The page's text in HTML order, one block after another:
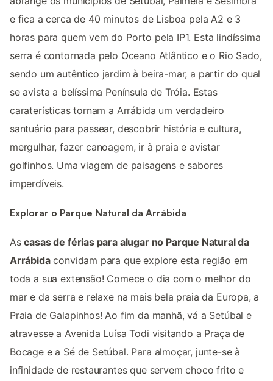
e fica a cerca de 40 minutos de Lisboa pela A2 e 3
horas para quem vem do Porto pela IP1. Esta lindíssima
serra é contornada pelo Oceano Atlântico e o Rio Sado,
sendo um autêntico jardim à beira-mar, a partir do qual
se avista a belíssima Península de Tróia. Estas
caraterísticas tornam a Arrábida um verdadeiro
santuário para passear, descobrir história e cultura,
mergulhar, fazer canoagem, ir à praia e avistar
golfinhos. Uma viagem de paisagens e sabores
imperdíveis.
Explorar o Parque Natural da Arrábida
Ascasas de férias para alugar no Parque Natural da
Arrábidaconvidam para que explore esta região em
toda a sua extensão! Comece o dia com o melhor do
mar e da serra e relaxe na mais bela praia da Europa, a
Praia de Galapinhos! Ao fim da manhã, vá a Setúbal e
atravesse a Avenida Luísa Todi visitando a Praça de
Bocage e a Sé de Setúbal. Para almoçar, junte-se à
infinidade de restaurantes que servem choco frito e